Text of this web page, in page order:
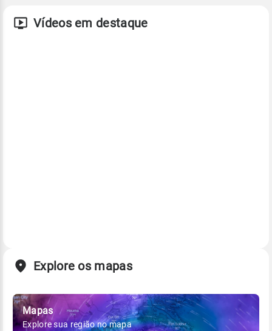
Vídeos em destaque
Explore os mapas
Mapas
Explore sua região no mapa